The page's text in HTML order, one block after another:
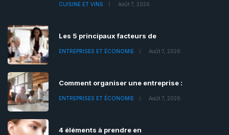
CUISINE ET VINS Août 7, 2026
Les 5 principaux facteurs de
ENTREPRISES ET ÉCONOMIE Août 7, 2026
Comment organiser une entreprise :
ENTREPRISES ET ÉCONOMIE Août 7, 2026
4 éléments à prendre en